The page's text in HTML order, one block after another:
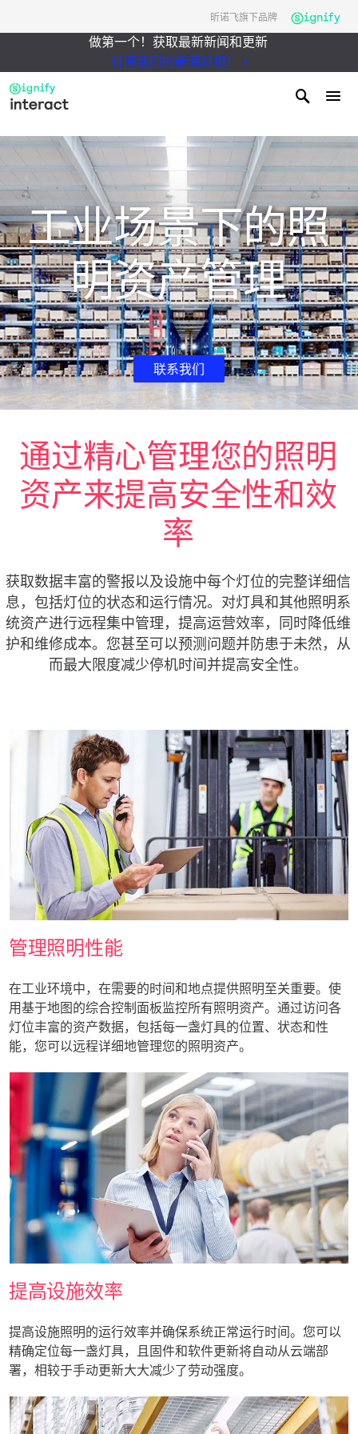
昕诺飞旗下品牌
做第一个！获取最新新闻和更新
订阅我们的新闻简报！
工业场景下的照
明资产管理
联系我们
通过精心管理您的照明
资产来提高安全性和效
率
获取数据丰富的警报以及设施中每个灯位的完整详细信
息，包括灯位的状态和运行情况。对灯具和其他照明系
统资产进行远程集中管理，提高运营效率，同时降低维
护和维修成本。您甚至可以预测问题并防患于未然，从
而最大限度减少停机时间并提高安全性。
管理照明性能
在工业环境中，在需要的时间和地点提供照明至关重要。使
用基于地图的综合控制面板监控所有照明资产。通过访问各
灯位丰富的资产数据，包括每一盏灯具的位置、状态和性
能，您可以远程详细地管理您的照明资产。
提高设施效率
提高设施照明的运行效率并确保系统正常运行时间。您可以
精确定位每一盏灯具，且固件和软件更新将自动从云端部
署，相较于手动更新大大减少了劳动强度。